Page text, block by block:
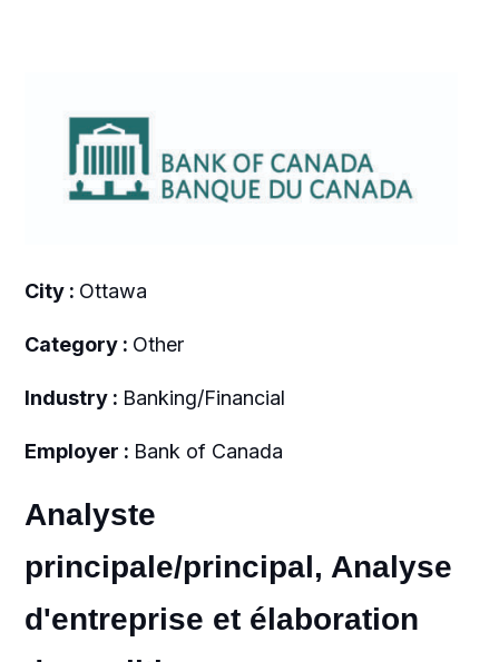
City : Ottawa
Category : Other
Industry : Banking/Financial
Employer : Bank of Canada
Analyste
principale/principal, Analyse
d'entreprise et élaboration